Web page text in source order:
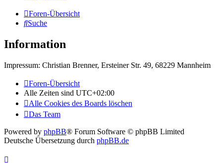
Foren-Übersicht
Suche
Information
Impressum: Christian Brenner, Ersteiner Str. 49, 68229 Mannheim
Foren-Übersicht
Alle Zeiten sind UTC+02:00
Alle Cookies des Boards löschen
Das Team
Powered by phpBB® Forum Software © phpBB Limited
Deutsche Übersetzung durch phpBB.de